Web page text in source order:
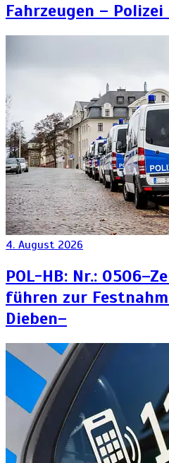
Fahrzeugen –
4. August 2026
POL-HB: Nr.:
führen zur
Dieben–